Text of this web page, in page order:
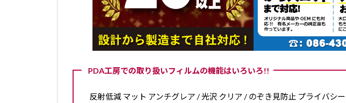
PDA工房での取り扱いフィルムの機能はいろいろ!!
反射低減 マット アンチグレア / 光沢 クリア / のぞき見防止 プライバシ